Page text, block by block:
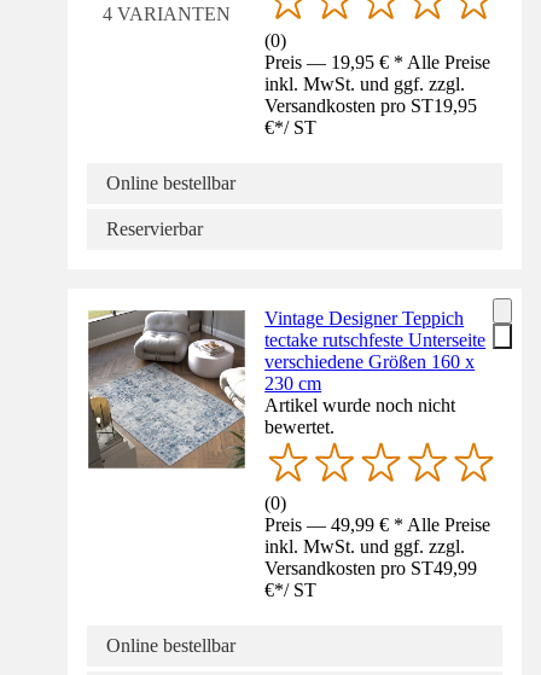
4 VARIANTEN
(0)
Preis — 19,95 € * Alle Preise
inkl. MwSt. und ggf. zzgl.
Versandkosten pro ST19,95
€*/ ST
Online bestellbar
Reservierbar
Vintage Designer Teppich
tectake rutschfeste Unterseite
verschiedene Größen 160 x
230 cm
Artikel wurde noch nicht
bewertet.
(0)
Preis — 49,99 € * Alle Preise
inkl. MwSt. und ggf. zzgl.
Versandkosten pro ST49,99
€*/ ST
Online bestellbar